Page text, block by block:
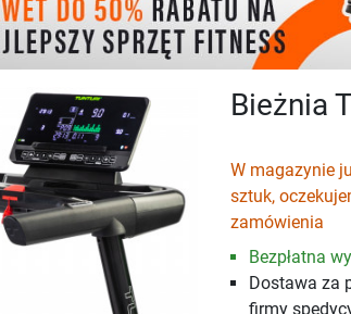
Bieżnia
W magazynie
sztuk,
zamówienia
Bezpłatna
Dostawa za
firmy